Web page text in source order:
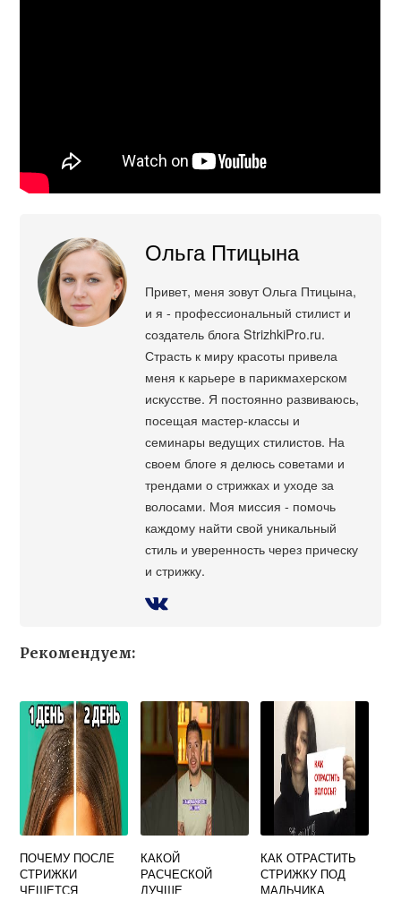
Ольга Птицына
Привет, меня зовут Ольга Птицына,
и я - профессиональный стилист и
создатель блога StrizhkiPro.ru.
Страсть к миру красоты привела
меня к карьере в парикмахерском
искусстве. Я постоянно развиваюсь,
посещая мастер-классы и
семинары ведущих стилистов. На
своем блоге я делюсь советами и
трендами о стрижках и уходе за
волосами. Моя миссия - помочь
каждому найти свой уникальный
стиль и уверенность через прическу
и стрижку.
Рекомендуем:
ПОЧЕМУ ПОСЛЕ
СТРИЖКИ
ЧЕШЕТСЯ
КАКОЙ
РАСЧЕСКОЙ
ЛУЧШЕ
КАК ОТРАСТИТЬ
СТРИЖКУ ПОД
МАЛЬЧИКА